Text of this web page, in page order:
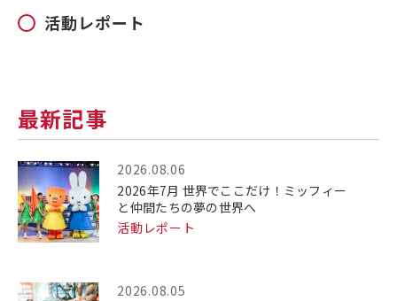
活動レポート
最新記事
2026.08.06
2026年7月 世界でここだけ！ミッフィー
と仲間たちの夢の世界へ
活動レポート
2026.08.05